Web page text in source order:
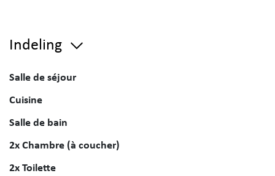
Indeling
Salle de séjour
Cuisine
Salle de bain
2x Chambre (à coucher)
2x Toilette